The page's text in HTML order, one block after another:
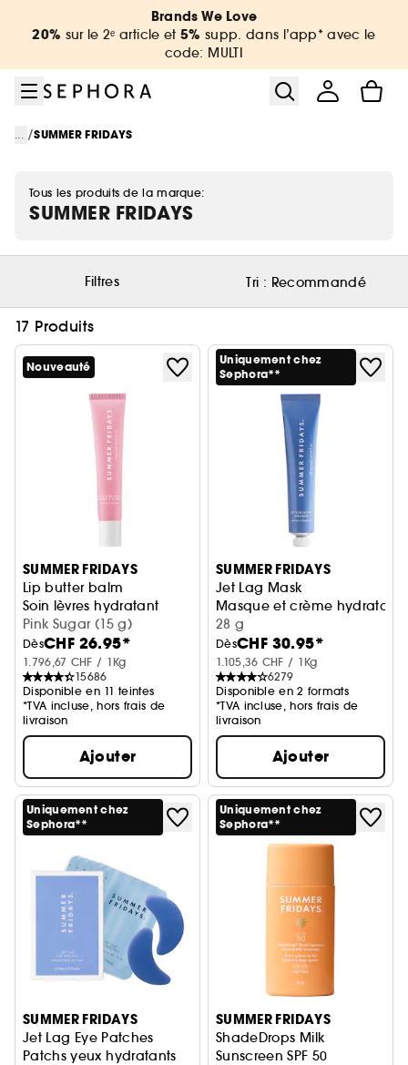
Aller au contenu principal
Aller au pied de pageBrands We Love
20% sur le 2ᵉ article et 5% supp. dans l’app* avec le
code: MULTI
... /SUMMER FRIDAYS
Tous les produits de la marque:
SUMMER FRIDAYS
Filtres Tri : Recommandé
17 Produits
Nouveauté
SUMMER FRIDAYS
Lip butter balm
Soin lèvres hydratant
Pink Sugar (15 g)
DèsCHF 26.95*
1.796,67 CHF / 1Kg
15686
Disponible en 11 teintes
*TVA incluse, hors frais de
livraison
Ajouter
Uniquement chez
Sephora**
SUMMER FRIDAYS
Jet Lag Mask
Masque et crème hydratant
28 g
DèsCHF 30.95*
1.105,36 CHF / 1Kg
6279
Disponible en 2 formats
*TVA incluse, hors frais de
livraison
Ajouter
Uniquement chez
Sephora**
SUMMER FRIDAYS
Jet Lag Eye Patches
Patchs yeux hydratants
Uniquement chez
Sephora**
SUMMER FRIDAYS
ShadeDrops Milk
Sunscreen SPF 50